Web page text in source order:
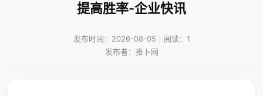
提高胜率-企业快讯
发布时间：2026-08-05｜阅读：1
发布者：推卜网